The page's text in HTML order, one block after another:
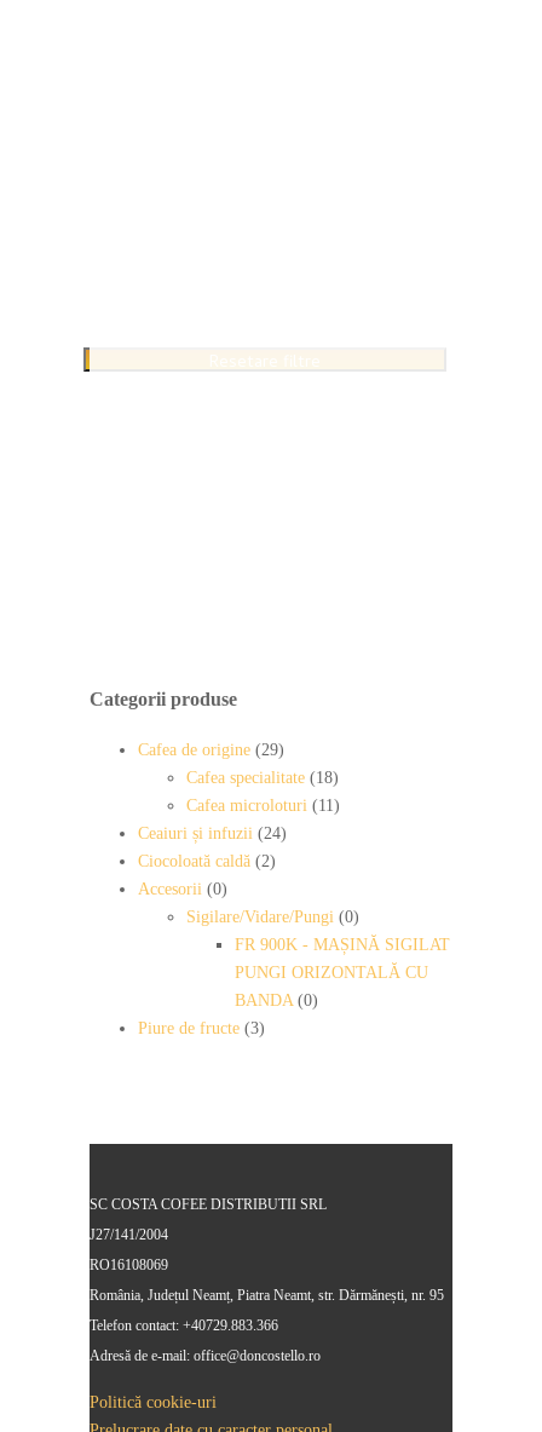
Categorii produse
Cafea de origine (29)
Cafea specialitate (18)
Cafea microloturi (11)
Ceaiuri și infuzii (24)
Ciocoloată caldă (2)
Accesorii (0)
Sigilare/Vidare/Pungi (0)
FR 900K - MAȘINĂ SIGILAT
PUNGI ORIZONTALĂ CU
BANDA (0)
Piure de fructe (3)
SC COSTA COFEE DISTRIBUTII SRL
J27/141/2004
RO16108069
România, Județul Neamț, Piatra Neamt, str. Dărmănești, nr. 95
Telefon contact: +40729.883.366
Adresă de e-mail: office@doncostello.ro
Politică cookie-uri